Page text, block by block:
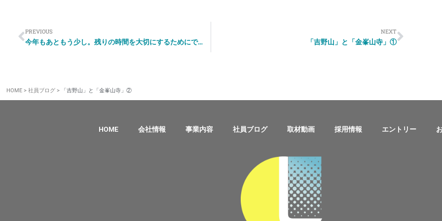
PREVIOUS
今年もあともう少し。残りの時間を大切にするためにできること
NEXT
「吉野山」と「金峯山寺」①
HOME > 社員ブログ > 「吉野山」と「金峯山寺」②
HOME 会社情報 事業内容 社員ブログ 取材動画 採用情報 エントリー